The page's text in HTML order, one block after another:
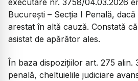
București – Secția I Penală,
arestat în altă cauză. Constată
asistat de apărător ales.
În baza dispoziţiilor art. 275 alin.
penală, cheltuielile judiciare